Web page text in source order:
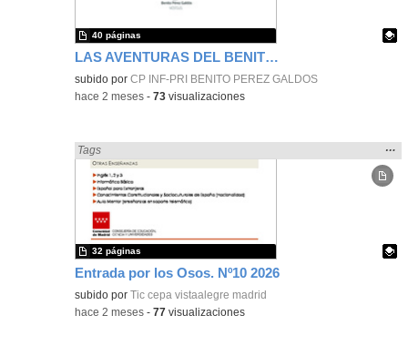
LAS AVENTURAS DEL BENITO 2º TRIMESTRE 2025-2026
Contenido educativo.
subido porCP INF-PRI BENITO PEREZ GALDOS
40 páginas
-hace 2 meses -73 visualizaciones
Entrada por los Osos. Nº10 2026
Encontrado «Periódicos y revistas» en:
Tags
la
…
Contenido educativo.
subido porTic cepa vistaalegre madrid
32 páginas
-hace 2 meses -77 visualizaciones